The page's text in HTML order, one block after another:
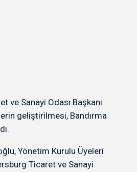
ve Sanayi Odası Başkanı
geliştirilmesi, Bandırma
Yönetim Kurulu Üyeleri
Ticaret ve Sanayi